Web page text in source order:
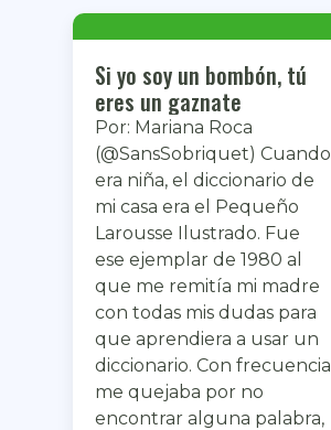
Si yo soy un bombón, tú
eres un gaznate
Por: Mariana Roca
(@SansSobriquet) Cuando
era niña, el diccionario de
mi casa era el Pequeño
Larousse Ilustrado. Fue
ese ejemplar de 1980 al
que me remitía mi madre
con todas mis dudas para
que aprendiera a usar un
diccionario. Con frecuencia
me quejaba por no
encontrar alguna palabra,